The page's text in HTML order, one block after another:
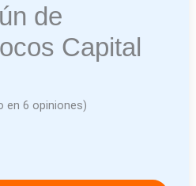
de
Capital
en 6 opiniones)